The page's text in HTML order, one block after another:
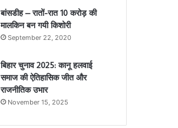
बांसडीह – रातों-रात 10 करोड़ की
मालकिन बन गयी किशोरी
September 22, 2020
बिहार चुनाव 2025: कानू हलवाई
समाज की ऐतिहासिक जीत और
राजनीतिक उभार
November 15, 2025